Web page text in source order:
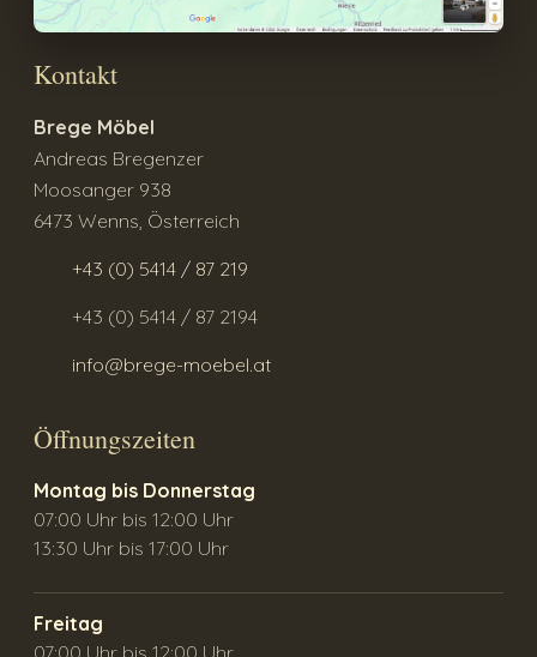
Kontakt
Brege Möbel
Andreas Bregenzer
Moosanger 938
6473 Wenns, Österreich
+43 (0) 5414 / 87 219
+43 (0) 5414 / 87 2194
info@brege-moebel.at
Öffnungszeiten
Montag bis Donnerstag
07:00 Uhr bis 12:00 Uhr
13:30 Uhr bis 17:00 Uhr
Freitag
07:00 Uhr bis 12:00 Uhr